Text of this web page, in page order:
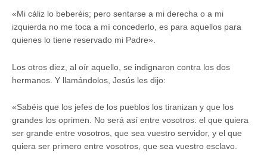
«Mi cáliz lo beberéis; pero sentarse a mi derecha o a mi
izquierda no me toca a mí concederlo, es para aquellos para
quienes lo tiene reservado mi Padre».
Los otros diez, al oír aquello, se indignaron contra los dos
hermanos. Y llamándolos, Jesús les dijo:
«Sabéis que los jefes de los pueblos los tiranizan y que los
grandes los oprimen. No será así entre vosotros: el que quiera
ser grande entre vosotros, que sea vuestro servidor, y el que
quiera ser primero entre vosotros, que sea vuestro esclavo.